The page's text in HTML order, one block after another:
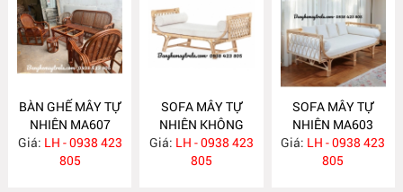
BÀN GHẾ MÂY TỰ
NHIÊN MA607
Giá: LH - 0938 423
805
SOFA MÂY TỰ
NHIÊN KHÔNG
TỰA MA604
Giá: LH - 0938 423
805
SOFA MÂY TỰ
NHIÊN MA603
Giá: LH - 0938 423
805